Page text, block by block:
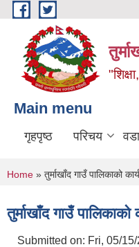
Skip to main content
Main menu
गृहपृष्ठ परिचय
You are here
Home » तुर्माखाँद गाउँ पालिकाको
तुर्माखाँद गाउँ
Submitted on: Fri, 05/